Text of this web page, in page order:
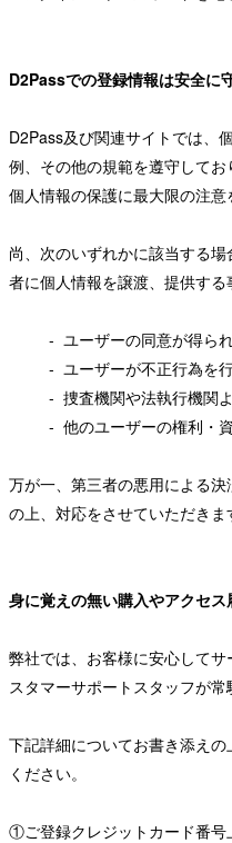
D2Passでの登録情報は安全に
D2Pass及び関連サイトでは、
例、その他の規範を遵守してお
個人情報の保護に最大限の注意
尚、次のいずれかに該当する
者に個人情報を譲渡、提供する
- ユーザーの同意が得られ
- ユーザーが不正行為を行
- 捜査機関や法執行機関よ
- 他のユーザーの権利・資
万が一、第三者の悪用による
の上、対応をさせていただきま
身に覚えの無い購入やアクセ
弊社では、お客様に安心して
スタマーサポートスタッフが常
下記詳細についてお書き添え
ください。
①ご登録クレジットカード番号